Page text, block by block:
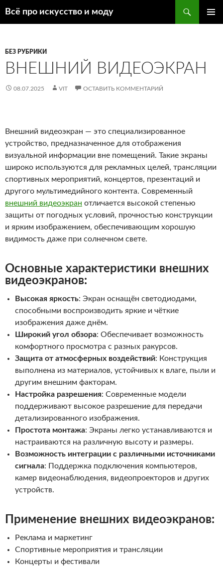
Всё про искусство и моду
БЕЗ РУБРИКИ
ВНЕШНИЙ ВИДЕОЭКРАН
08.07.2025 VIT ОСТАВИТЬ КОММЕНТАРИЙ
Внешний видеоэкран — это специализированное
устройство, предназначенное для отображения
визуальной информации вне помещений. Такие экраны
широко используются для рекламных целей, трансляции
спортивных мероприятий, концертов, презентаций и
другого мультимедийного контента. Современный
внешний видеоэкран отличается высокой степенью
защиты от погодных условий, прочностью конструкции
и ярким изображением, обеспечивающим хорошую
видимость даже при солнечном свете.
Основные характеристики внешних
видеоэкранов:
Высокая яркость: Экран оснащён светодиодами,
способными воспроизводить яркие и чёткие
изображения даже днём.
Широкий угол обзора: Обеспечивает возможность
комфортного просмотра с разных ракурсов.
Защита от атмосферных воздействий: Конструкция
выполнена из материалов, устойчивых к влаге, пыли и
другим внешним факторам.
Настройка разрешения: Современные модели
поддерживают высокое разрешение для передачи
детализированного изображения.
Простота монтажа: Экраны легко устанавливаются и
настраиваются на различную высоту и размеры.
Возможность интеграции с различными источниками
сигнала: Поддержка подключения компьютеров,
камер видеонаблюдения, видеопроекторов и других
устройств.
Применение внешних видеоэкранов:
Реклама и маркетинг
Спортивные мероприятия и трансляции
Концерты и фестивали